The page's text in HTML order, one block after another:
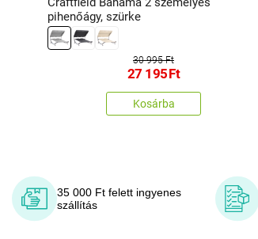
pihenőágy, szürke
30 995 Ft
27 195Ft
Kosárba
35 000 Ft felett ingyenes
szállítás